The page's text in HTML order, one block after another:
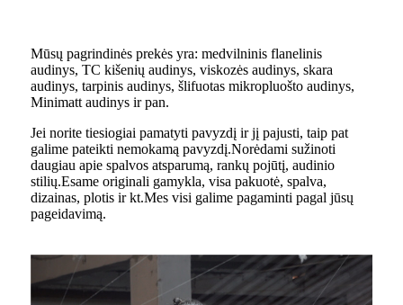
Mūsų pagrindinės prekės yra: medvilninis flanelinis
audinys, TC kišenių audinys, viskozės audinys, skara
audinys, tarpinis audinys, šlifuotas mikropluošto audinys,
Minimatt audinys ir pan.
Jei norite tiesiogiai pamatyti pavyzdį ir jį pajusti, taip pat
galime pateikti nemokamą pavyzdį.Norėdami sužinoti
daugiau apie spalvos atsparumą, rankų pojūtį, audinio
stilių.Esame originali gamykla, visa pakuotė, spalva,
dizainas, plotis ir kt.Mes visi galime pagaminti pagal jūsų
pageidavimą.